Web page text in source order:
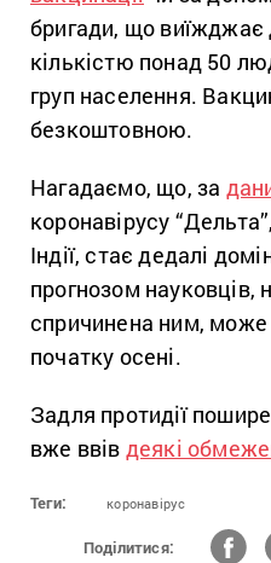
бригади, що виїжджає
кількістю понад 50
груп населення.
безкоштовною.
Нагадаємо, що, за
коронавірусу
Індії, стає дедалі
прогнозом науковців,
спричинена ним, може
початку осені.
Задля протидії
вже ввів деякі
Теги: коронавірус
Поділитися: